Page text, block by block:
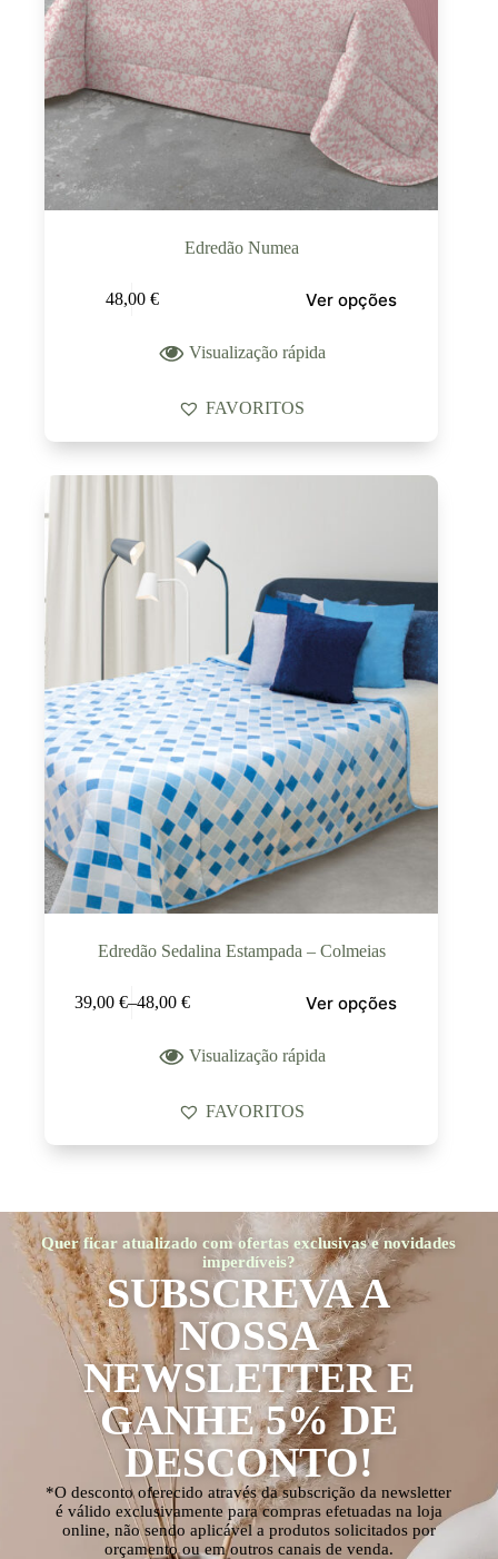
Edredão Numea
48,00 € Ver opções
Visualização rápida
FAVORITOS
Edredão Sedalina Estampada – Colmeias
39,00 €–48,00 € Ver opções
Visualização rápida
FAVORITOS
Quer ficar atualizado com ofertas exclusivas e novidades
imperdíveis?
SUBSCREVA A
NOSSA
NEWSLETTER E
GANHE 5% DE
DESCONTO!
*O desconto oferecido através da subscrição da newsletter
é válido exclusivamente para compras efetuadas na loja
online, não sendo aplicável a produtos solicitados por
orçamento ou em outros canais de venda.